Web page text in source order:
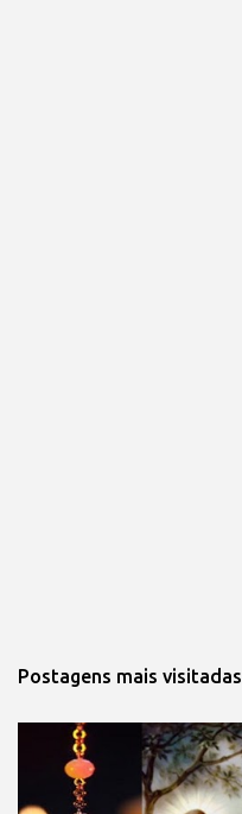
Postagens mais visitadas